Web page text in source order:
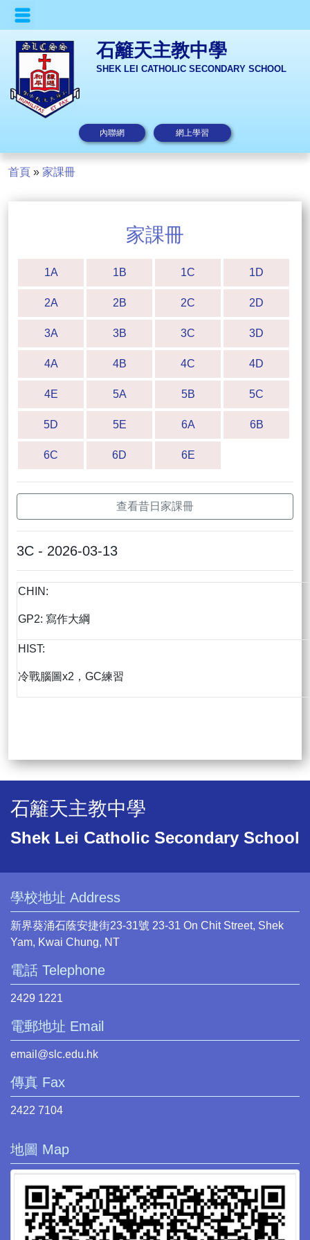
石籬天主教中學
SHEK LEI CATHOLIC SECONDARY SCHOOL
內聯網 網上學習
首頁 » 家課冊
家課冊
1A 1B 1C 1D
2A 2B 2C 2D
3A 3B 3C 3D
4A 4B 4C 4D
4E 5A 5B 5C
5D 5E 6A 6B
6C 6D 6E
查看昔日家課冊
3C - 2026-03-13
CHIN:
GP2: 寫作大綱
HIST:
冷戰腦圖x2，GC練習
石籬天主教中學
Shek Lei Catholic Secondary School
學校地址 Address
新界葵涌石蔭安捷街23-31號 23-31 On Chit Street, Shek
Yam, Kwai Chung, NT
電話 Telephone
2429 1221
電郵地址 Email
email@slc.edu.hk
傳真 Fax
2422 7104
地圖 Map